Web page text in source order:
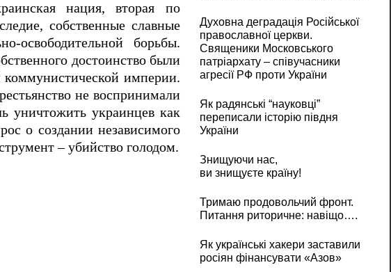
нация, вторая по
собственные славные
освободительной борьбы.
достоинство были
коммунистической империи.
не воспринимали
уничтожить украинцев как
о создании независимого
– убийство голодом.
Духовна деградація Російської
православної церкви.
Священики Московського
патріархату – співучасники
агресії РФ проти України
Як радянські “науковці”
переписали історію півдня
України
Знищуючи нас,
ви знищуєте країну!
Тримаю продовольчий фронт.
Питання риторичне: навіщо….
Як українські хакери заставили
росіян фінансувати «Азов»